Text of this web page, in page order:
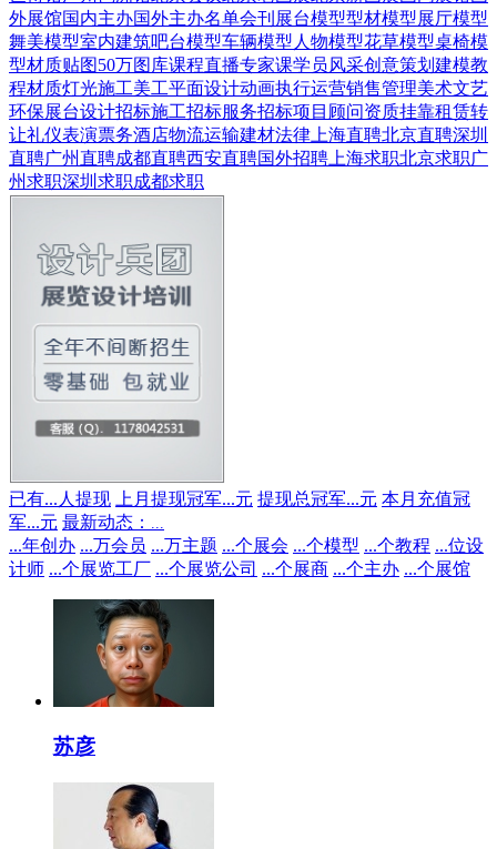
外展馆国内主办国外主办名单会刊 展台模型型材模型展厅模型
舞美模型室内建筑吧台模型车辆模型 人物模型花草模型桌椅模
型材质贴图50万图库课程直播专家课学员风采创意策划 建模教
程材质灯光施工美工平面设计动画执行运营销售管理美术文艺
环保展台设计招标施工招标服务招标项目顾问资质挂靠租赁转
让礼仪表演票务酒店物流运输建材法律 上海直聘北京直聘深圳
直聘广州直聘成都直聘西安直聘国外招聘 上海求职北京求职广
州求职深圳求职成都求职
已有... 人提现 上月提现冠军...元 提现总冠军...元 本月充值冠
军...元 最新动态： ...
...年创办 ...万会员 ...万主题 ...个展会 ...个模型 ...个教程 ...位设
计师 ...个展览工厂 ...个展览公司 ...个展商 ...个主办 ...个展馆
苏彦